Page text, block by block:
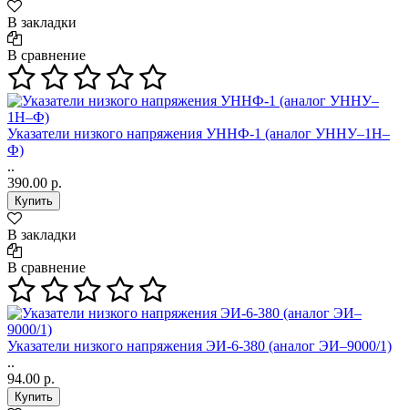
В закладки
В сравнение
Указатели низкого напряжения УННФ-1 (аналог УННУ–1Н–
Ф)
..
390.00 р.
В закладки
В сравнение
Указатели низкого напряжения ЭИ-6-380 (аналог ЭИ–9000/1)
..
94.00 р.